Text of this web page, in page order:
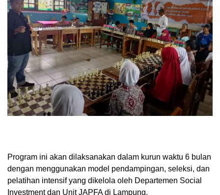
Program ini akan dilaksanakan dalam kurun waktu 6 bulan
dengan menggunakan model pendampingan, seleksi, dan
pelatihan intensif yang dikelola oleh Departemen Social
Investment dan Unit JAPFA di Lampung.